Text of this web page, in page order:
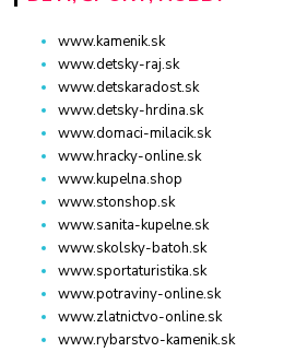
www.kamenik.sk
www.detsky-raj.sk
www.detskaradost.sk
www.detsky-hrdina.sk
www.domaci-milacik.sk
www.hracky-online.sk
www.kupelna.shop
www.stonshop.sk
www.sanita-kupelne.sk
www.skolsky-batoh.sk
www.sportaturistika.sk
www.potraviny-online.sk
www.zlatnictvo-online.sk
www.rybarstvo-kamenik.sk